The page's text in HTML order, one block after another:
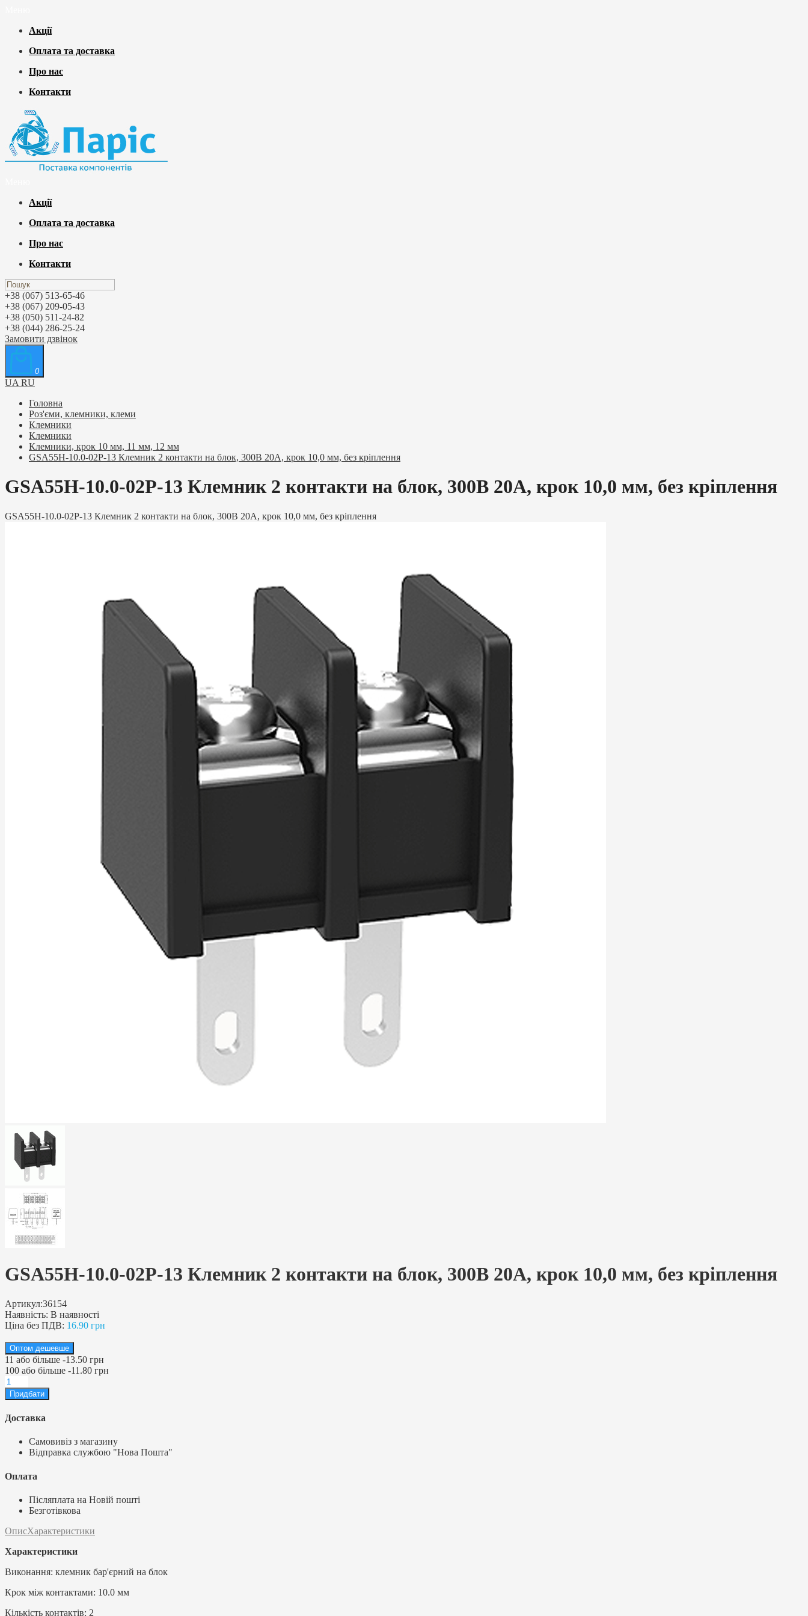
Акції
Оплата та доставка
Про нас
Контакти
Акції
Оплата та доставка
Про нас
Контакти
+38 (067) 513-65-46
+38 (067) 209-05-43
+38 (050) 511-24-82
+38 (044) 286-25-24
Замовити дзвінок
0
UA RU
Головна
Роз'єми, клемники, клеми
Клемники
Клемники
Клемники, крок 10 мм, 11 мм, 12 мм
GSA55H-10.0-02P-13 Клемник 2 контакти на блок, 300В 20A, крок 10,0 мм, без кріплення
GSA55H-10.0-02P-13 Клемник 2 контакти на блок, 300В 20A, крок 10,0 мм, без кріплення
GSA55H-10.0-02P-13 Клемник 2 контакти на блок, 300В 20A, крок 10,0 мм, без кріплення
GSA55H-10.0-02P-13 Клемник 2 контакти на блок, 300В 20A, крок 10,0 мм, без кріплення
Артикул:36154
Наявність: В наявності
Ціна без ПДВ: 16.90 грн
Оптом дешевше
11 або більше -13.50 грн
100 або більше -11.80 грн
Доставка
Самовивіз з магазину
Відправка службою "Нова Пошта"
Оплата
Післяплата на Новій пошті
Безготівкова
ОписХарактеристики
Характеристики
Виконання: клемник бар'єрний на блок
Крок між контактами: 10.0 мм
Кількість контактів: 2